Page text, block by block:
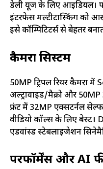
डेली यूज के लिए आइडियल।
इंटरफेस मल्टीटास्किंग को
इसे कॉम्पिटिटर्स से बेहतर
कैमरा सिस्टम
50MP ट्रिपल रियर कैमरा
अल्ट्रावाइड/मैक्रो और
फ्रंट में 32MP एक्सटर्नल
वीडियो कॉल्स के लिए बेस्ट।
एडवांस्ड स्टेबलाइजेशन
परफॉर्मेंस और AI